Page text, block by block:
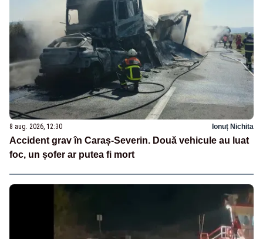
8 aug. 2026, 12:30 Ionuț Nichita
Accident grav în Caraș-Severin. Două vehicule au luat
foc, un șofer ar putea fi mort